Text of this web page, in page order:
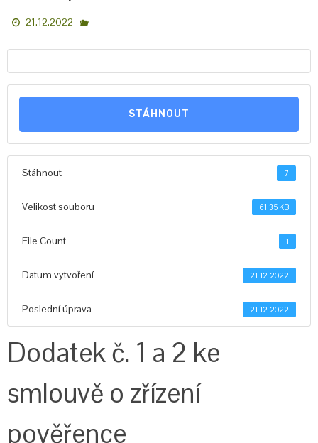
21.12.2022
STÁHNOUT
Stáhnout 7
Velikost souboru 61.35 KB
File Count 1
Datum vytvoření 21.12.2022
Poslední úprava 21.12.2022
Dodatek č. 1 a 2 ke
smlouvě o zřízení
pověřence